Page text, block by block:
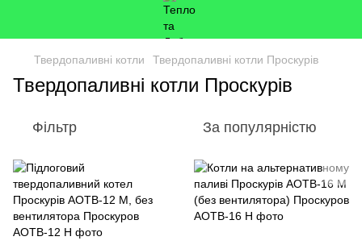
Твердопаливні котли Твердопаливні котли Проскурів
Твердопаливні котли Проскурів
Фільтр За популярністю